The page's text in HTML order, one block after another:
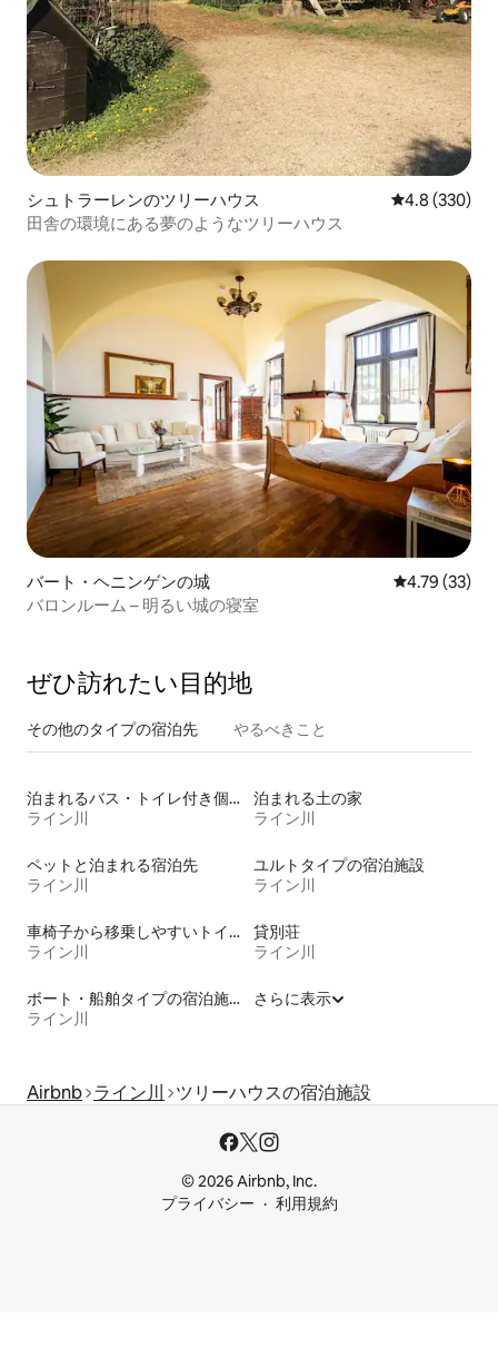
シュトラーレンのツリーハウス レビュー330
4.8 (330)
田舎の環境にある夢のようなツリーハウス
バート・ヘニンゲンの城 レビュー33
4.79 (33)
バロンルーム – 明るい城の寝室
ぜひ訪⁠れ⁠た⁠い目⁠的⁠地
その他のタ⁠イ⁠プ⁠の宿⁠泊⁠先 やるべきこと
泊まれるバス・トイレ付き個室
ライン川
泊まれる土の家
ライン川
ペットと泊まれる宿泊先
ライン川
ユルトタイプの宿泊施設
ライン川
車椅子から移乗しやすいトイレ付きの宿泊施設
ライン川
貸別荘
ライン川
ボート・船舶タイプの宿泊施設
ライン川
さらに表示
Airbnb ライン川 ツリーハウスの宿泊施設
© 2026 Airbnb, Inc.
プライバシー
利用規約